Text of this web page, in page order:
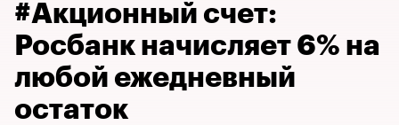
#Акционный счет:
Росбанк начисляет 6% на
любой ежедневный
остаток